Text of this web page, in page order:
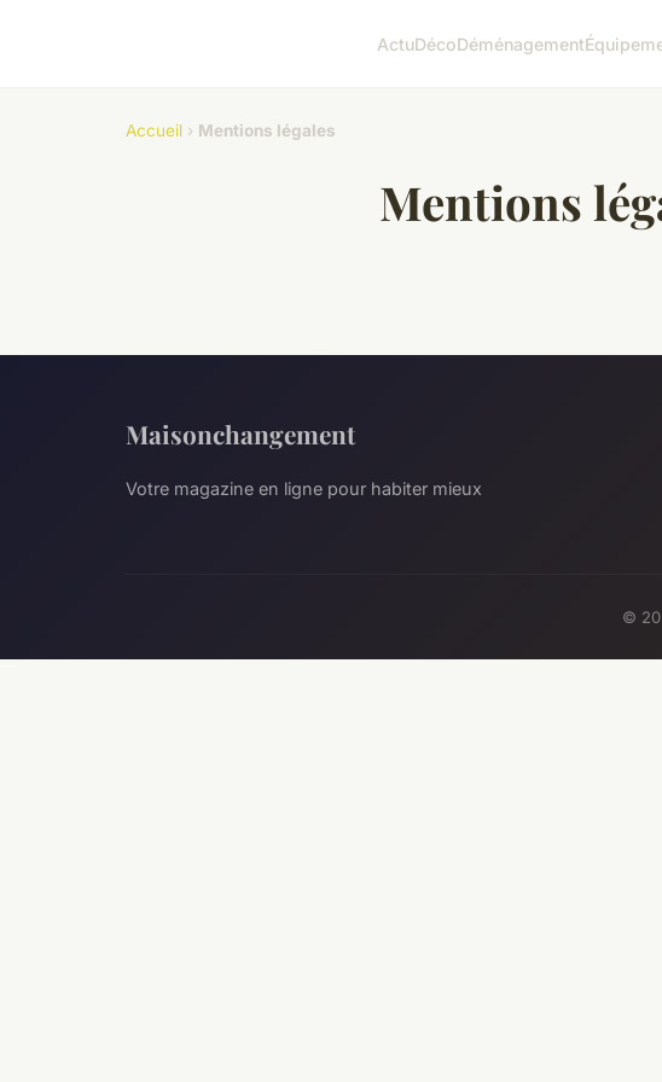
ActuDécoDéménagement
Accueil › Mentions légales
Mentions
Maisonchangement
Votre magazine en ligne pour habiter mieux
©